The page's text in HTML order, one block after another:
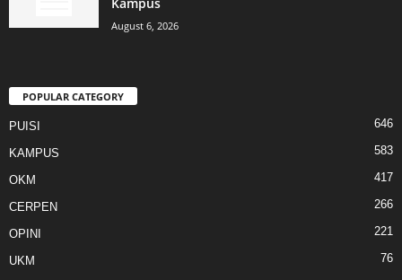
August 6, 2026
POPULAR CATEGORY
PUISI 646
KAMPUS 583
OKM 417
CERPEN 266
OPINI 221
UKM
76